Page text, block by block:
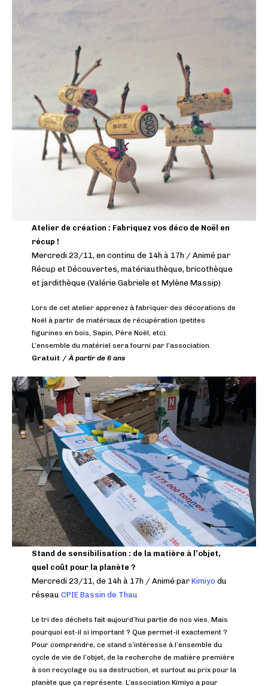
Atelier de création : Fabriquez vos déco de Noël en
récup !
Mercredi 23/11, en continu de 14h à 17h / Animé par
Récup et Découvertes, matériauthèque, bricothèque
et jardithèque (Valérie Gabriele et Mylène Massip)
Lors de cet atelier apprenez à fabriquer des décorations de
Noël à partir de matériaux de récupération (petites
figurines en bois, Sapin, Père Noël, etc).
L’ensemble du matériel sera fourni par l’association.
Gratuit /À partir de 6 ans
Stand de sensibilisation : de la matière à l’objet,
quel coût pour la planète ?
Mercredi 23/11, de 14h à 17h / Animé par Kimiyo du
réseau CPIE Bassin de Thau
Le tri des déchets fait aujourd’hui partie de nos vies. Mais
pourquoi est-il si important ? Que permet-il exactement ?
Pour comprendre, ce stand s’intéresse à l’ensemble du
cycle de vie de l’objet, de la recherche de matière première
à son recyclage ou sa destruction, et surtout au prix pour la
planète que ça représente. L’association Kimiyo a pour